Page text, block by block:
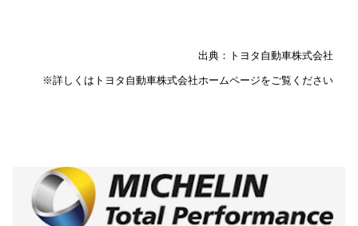
出典：トヨタ自動車株式会社
※詳しくはトヨタ自動車株式会社ホームページをご覧ください